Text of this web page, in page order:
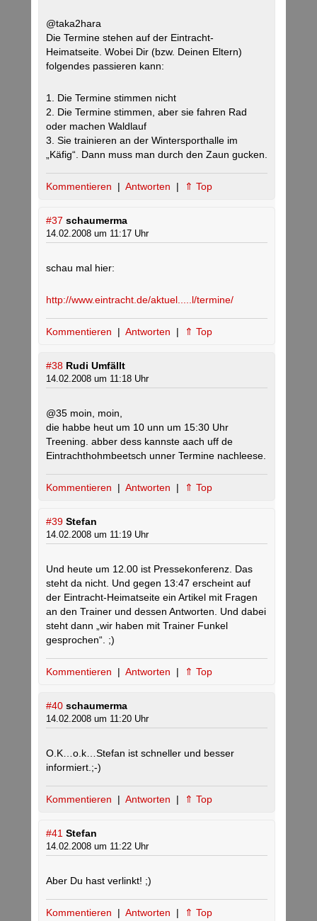
@taka2hara
Die Termine stehen auf der Eintracht-
Heimatseite. Wobei Dir (bzw. Deinen Eltern)
folgendes passieren kann:
1. Die Termine stimmen nicht
2. Die Termine stimmen, aber sie fahren Rad
oder machen Waldlauf
3. Sie trainieren an der Wintersporthalle im
„Käfig“. Dann muss man durch den Zaun gucken.
Kommentieren | Antworten | ⇑ Top
#37 schaumerma
14.02.2008 um 11:17 Uhr
schau mal hier:
http://www.eintracht.de/aktuel.....l/termine/
Kommentieren | Antworten | ⇑ Top
#38 Rudi Umfällt
14.02.2008 um 11:18 Uhr
@35 moin, moin,
die habbe heut um 10 unn um 15:30 Uhr
Treening. abber dess kannste aach uff de
Eintrachthohmbeetsch unner Termine nachleese.
Kommentieren | Antworten | ⇑ Top
#39 Stefan
14.02.2008 um 11:19 Uhr
Und heute um 12.00 ist Pressekonferenz. Das
steht da nicht. Und gegen 13:47 erscheint auf
der Eintracht-Heimatseite ein Artikel mit Fragen
an den Trainer und dessen Antworten. Und dabei
steht dann „wir haben mit Trainer Funkel
gesprochen“. ;)
Kommentieren | Antworten | ⇑ Top
#40 schaumerma
14.02.2008 um 11:20 Uhr
O.K…o.k…Stefan ist schneller und besser
informiert.;-)
Kommentieren | Antworten | ⇑ Top
#41 Stefan
14.02.2008 um 11:22 Uhr
Aber Du hast verlinkt! ;)
Kommentieren | Antworten | ⇑ Top